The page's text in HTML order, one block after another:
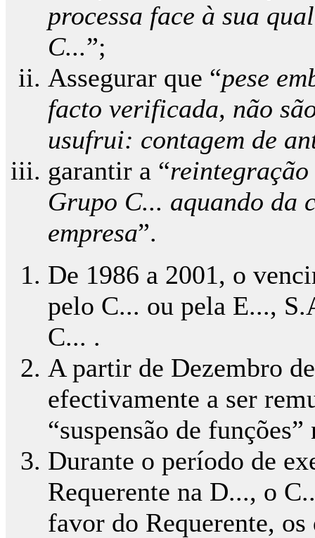
processa face à sua
C...”;
Assegurar que “pese
facto verificada, não
usufrui: contagem de
garantir a “reintegração
Grupo C... aquando da
empresa”.
De 1986 a 2001, o
pelo C... ou pela E...,
C... .
A partir de Dezembro
efectivamente a ser
“suspensão de
Durante o período de
Requerente na D..., o
favor do Requerente,